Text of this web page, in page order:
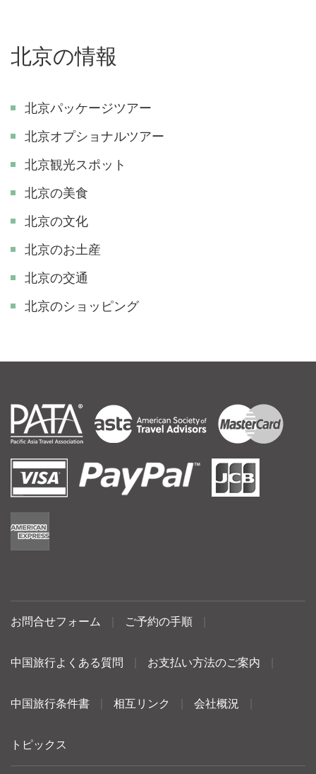
北京の情報
北京パッケージツアー
北京オプショナルツアー
北京観光スポット
北京の美食
北京の文化
北京のお土産
北京の交通
北京のショッピング
お問合せフォーム ご予約の手順
中国旅行よくある質問 お支払い方法のご案内
中国旅行条件書 相互リンク 会社概況
トピックス